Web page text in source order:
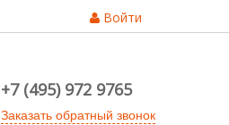
Войти
+7 (495) 972 9765
Заказать обратный звонок